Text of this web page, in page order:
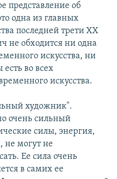
представление об
одна из главных
последней трети ХХ
не обходится ни одна
искусства, ни
во всех
искусства.
художник".
очень сильный
силы, энергия,
не могут не
Ее сила очень
в самих ее